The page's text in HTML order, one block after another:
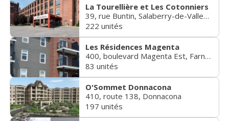
La Tourellière et Les Cotonniers
39, rue Buntin, Salaberry-de-Valleyfield
222 unités
Les Résidences Magenta
400, boulevard Magenta Est, Farnham
83 unités
O'Sommet Donnacona
410, route 138, Donnacona
197 unités